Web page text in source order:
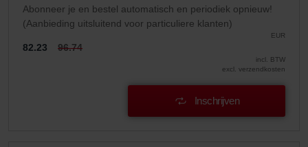
Abonneer je en bestel automatisch en periodiek opnieuw!
(Aanbieding uitsluitend voor particuliere klanten)
EUR
82.23 96.74
incl. BTW
excl. verzendkosten
Inschrijven